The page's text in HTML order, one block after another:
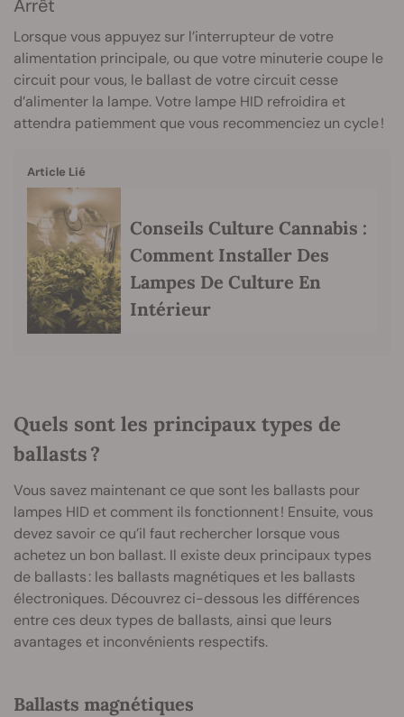
Arrêt
Lorsque vous appuyez sur l’interrupteur de votre
alimentation principale, ou que votre minuterie coupe le
circuit pour vous, le ballast de votre circuit cesse
d’alimenter la lampe. Votre lampe HID refroidira et
attendra patiemment que vous recommenciez un cycle !
Article Lié
Conseils Culture Cannabis :
Comment Installer Des
Lampes De Culture En
Intérieur
Quels sont les principaux types de
ballasts ?
Vous savez maintenant ce que sont les ballasts pour
lampes HID et comment ils fonctionnent ! Ensuite, vous
devez savoir ce qu’il faut rechercher lorsque vous
achetez un bon ballast. Il existe deux principaux types
de ballasts : les ballasts magnétiques et les ballasts
électroniques. Découvrez ci-dessous les différences
entre ces deux types de ballasts, ainsi que leurs
avantages et inconvénients respectifs.
Ballasts magnétiques